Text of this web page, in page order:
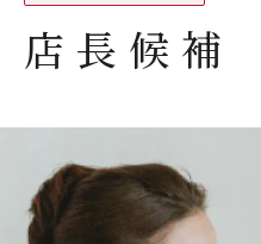
店長候補